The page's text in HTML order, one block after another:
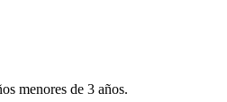
menores de 3 años.